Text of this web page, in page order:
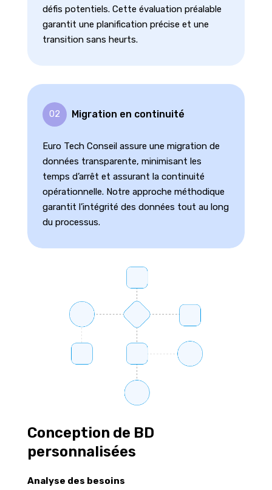
défis potentiels. Cette évaluation préalable
garantit une planification précise et une
transition sans heurts.
02 Migration en continuité
Euro Tech Conseil assure une migration de
données transparente, minimisant les
temps d’arrêt et assurant la continuité
opérationnelle. Notre approche méthodique
garantit l’intégrité des données tout au long
du processus.
Conception de BD
personnalisées
Analyse des besoins